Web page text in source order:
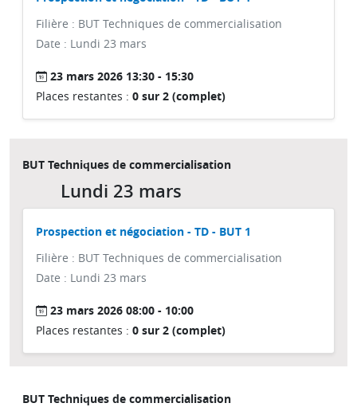
Filière : BUT Techniques de commercialisation
Date : Lundi 23 mars
23 mars 2026 13:30 - 15:30
Places restantes : 0 sur 2 (complet)
BUT Techniques de commercialisation
Lundi 23 mars
Prospection et négociation - TD - BUT 1
Filière : BUT Techniques de commercialisation
Date : Lundi 23 mars
23 mars 2026 08:00 - 10:00
Places restantes : 0 sur 2 (complet)
BUT Techniques de commercialisation